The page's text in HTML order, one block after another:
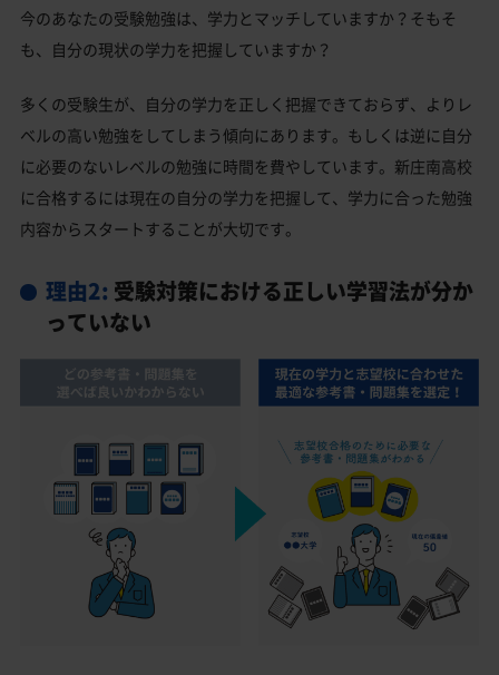
今のあなたの受験勉強は、学力とマッチしていますか？そもそ
も、自分の現状の学力を把握していますか？
多くの受験生が、自分の学力を正しく把握できておらず、よりレ
ベルの高い勉強をしてしまう傾向にあります。もしくは逆に自分
に必要のないレベルの勉強に時間を費やしています。新庄南高校
に合格するには現在の自分の学力を把握して、学力に合った勉強
内容からスタートすることが大切です。
理由2: 受験対策における正しい学習法が分か
っていない